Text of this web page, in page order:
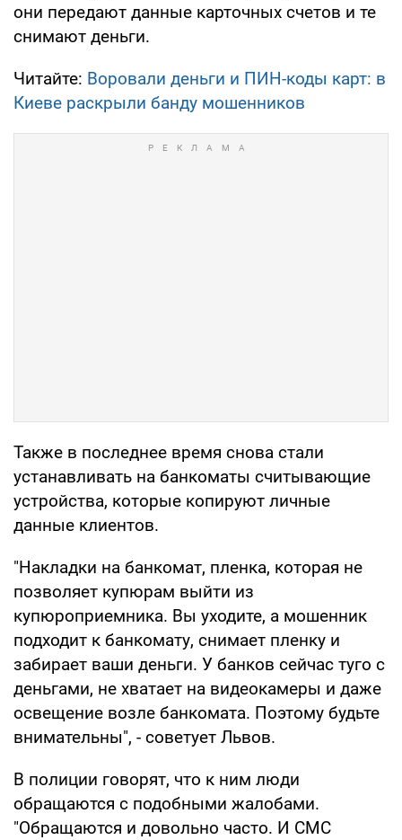
они передают данные карточных счетов и те
снимают деньги.
Читайте: Воровали деньги и ПИН-коды карт: в
Киеве раскрыли банду мошенников
Также в последнее время снова стали
устанавливать на банкоматы считывающие
устройства, которые копируют личные
данные клиентов.
"Накладки на банкомат, пленка, которая не
позволяет купюрам выйти из
купюроприемника. Вы уходите, а мошенник
подходит к банкомату, снимает пленку и
забирает ваши деньги. У банков сейчас туго с
деньгами, не хватает на видеокамеры и даже
освещение возле банкомата. Поэтому будьте
внимательны", - советует Львов.
В полиции говорят, что к ним люди
обращаются с подобными жалобами.
"Обращаются и довольно часто. И СМС